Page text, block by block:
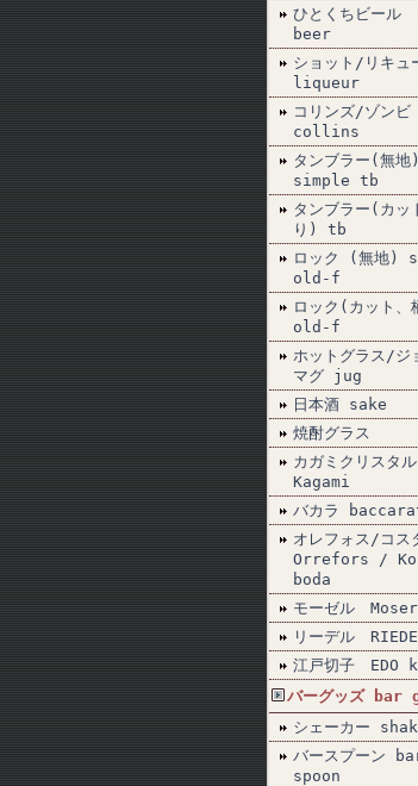
ひとくちビー
beer
ショット/リキュ
liqueur
コリンズ/ゾンビ
collins
タンブラー(無地)
simple tb
タンブラー(カッ
り) tb
ロック (無地)
old-f
ロック(カット、
old-f
ホットグラス/ジ
マグ jug
日本酒 sake
焼酎グラス
カガミクリスタル
Kagami
バカラ
オレフォス/コス
Orrefors /
boda
モーゼル Moser
リーデル
江戸切子
バーグッズ bar
シェーカー
バースプーン
spoon